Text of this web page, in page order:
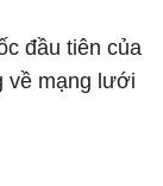
đầu tiên của
về mạng lưới